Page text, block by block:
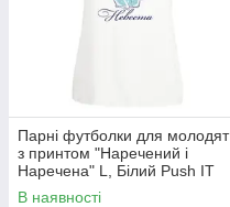
Парні футболки для молодят
з принтом "Наречений і
Наречена" L, Білий Push IT
В наявності